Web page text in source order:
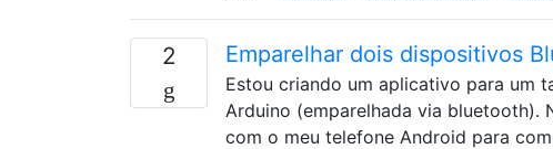
2 Emparelhar dois dispositivos
Estou criando um aplicativo para um
Arduino (emparelhada via bluetooth).
com o meu telefone Android para